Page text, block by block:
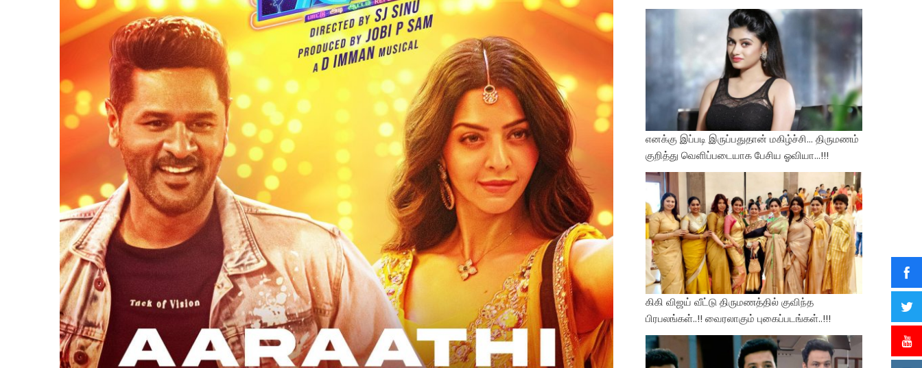
எனக்கு இப்படி இருப்பதுதான் மகிழ்ச்சி… திருமணம்
குறித்து வெளிப்படையாக பேசிய ஓவியா…!!!
கிகி விஜய் வீட்டு திருமணத்தில் குவிந்த
பிரபலங்கள்..!! வைரலாகும் புகைப்படங்கள்..!!!